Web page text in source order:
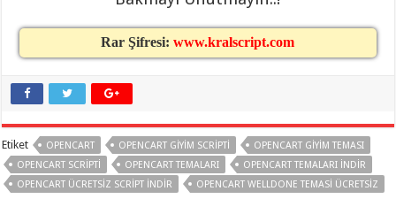
gaziantep
asansörlü
gaziantep
taşımacılık,
organizasyon,
gaziantep
organizasyon,
gaziantep
organizasyon ,
gaziantep
Rar Şifresi:www.kralscript.com
Etiket OPENCART OPENCART GIYIM SCRIPTI
OPENCART GIYIM TEMASI
OPENCART SCRIPTI
OPENCART TEMALARI
OPENCART TEMALARI İNDIR
OPENCART ÜCRETSIZ SCRIPT İNDIR
OPENCART WELLDONE TEMASI ÜCRETSIZ